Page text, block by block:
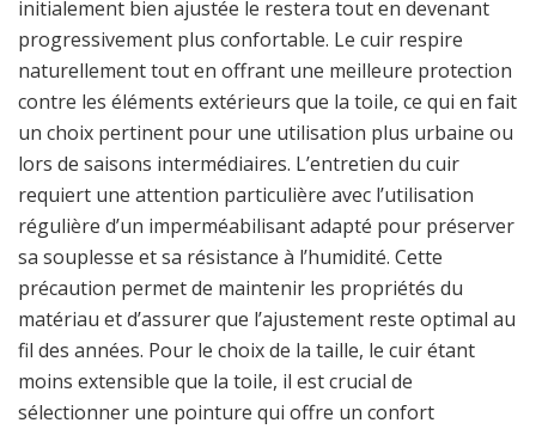
initialement bien ajustée le restera tout en devenant
progressivement plus confortable. Le cuir respire
naturellement tout en offrant une meilleure protection
contre les éléments extérieurs que la toile, ce qui en fait
un choix pertinent pour une utilisation plus urbaine ou
lors de saisons intermédiaires. L’entretien du cuir
requiert une attention particulière avec l’utilisation
régulière d’un imperméabilisant adapté pour préserver
sa souplesse et sa résistance à l’humidité. Cette
précaution permet de maintenir les propriétés du
matériau et d’assurer que l’ajustement reste optimal au
fil des années. Pour le choix de la taille, le cuir étant
moins extensible que la toile, il est crucial de
sélectionner une pointure qui offre un confort